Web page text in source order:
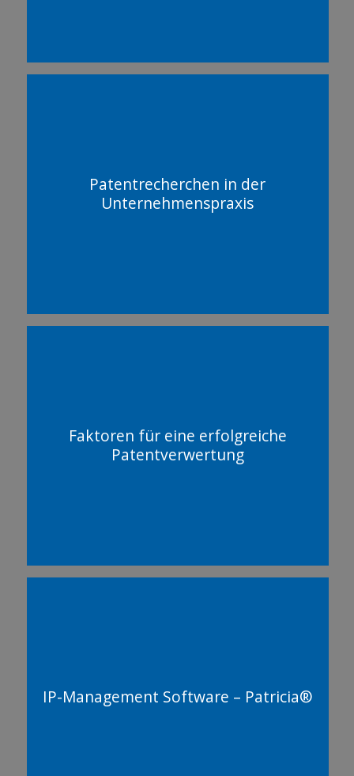
Patentrecherchen in der
Unternehmenspraxis
Faktoren für eine erfolgreiche
Patentverwertung
IP-Management Software – Patricia®